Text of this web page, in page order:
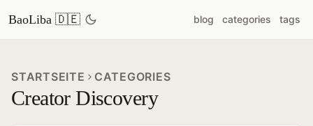
BaoLiba 🇩🇪 blog categories tags
STARTSEITE CATEGORIES
Creator Discovery